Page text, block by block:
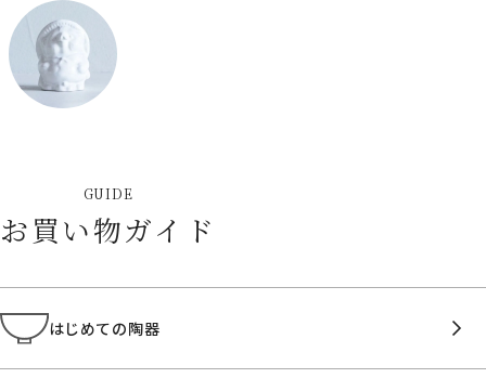
GUIDE
お買い物ガイド
はじめての陶器